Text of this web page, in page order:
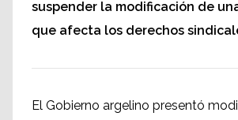
suspender la modificación de
que afecta los derechos
El Gobierno argelino presentó